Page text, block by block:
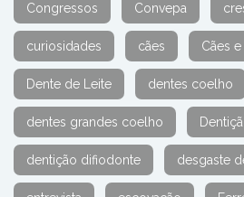
Congressos Convepa
curiosidades cães Cães
Dente de Leite dentes coelho
dentes grandes coelho
dentição difiodonte desgaste